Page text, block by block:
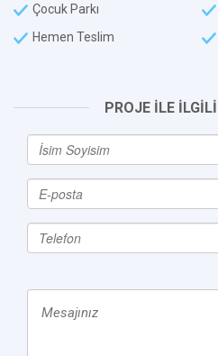
Çocuk Parkı
Hemen Teslim
PROJE İLE